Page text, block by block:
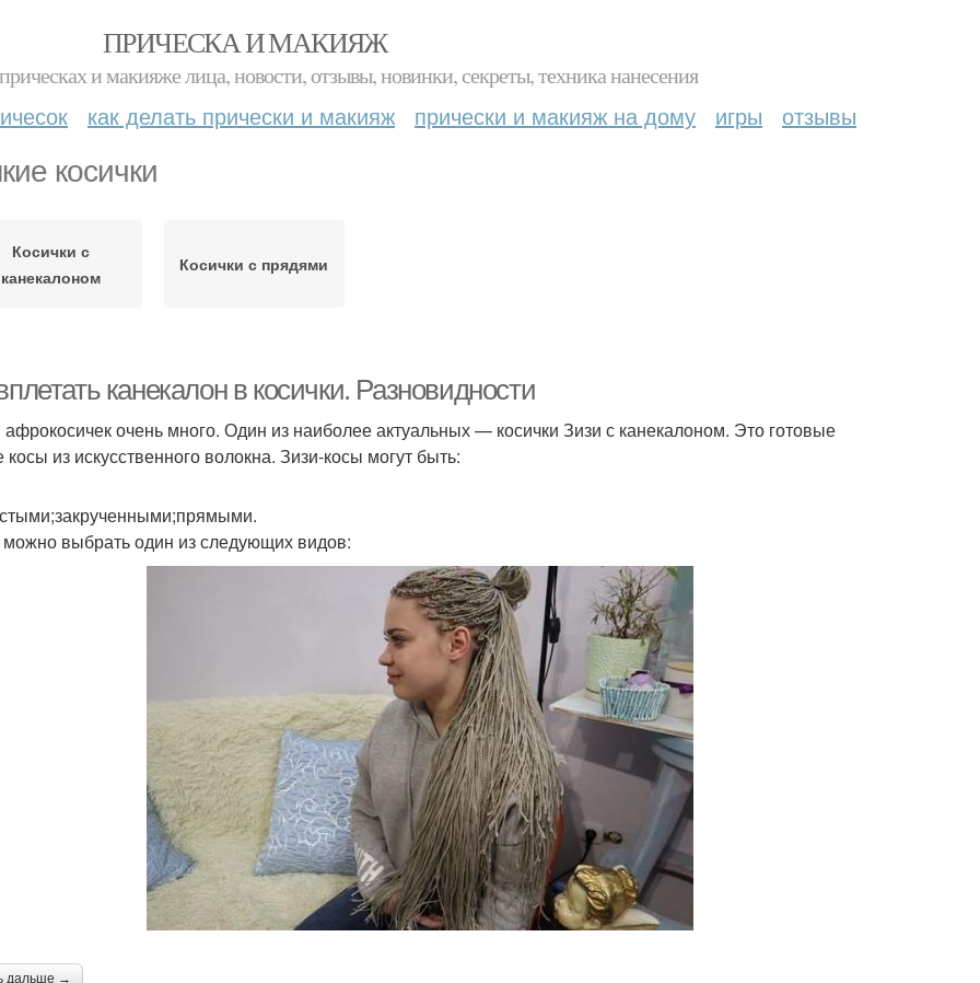
ПРИЧЕСКА И МАКИЯЖ
и макияже лица, новости, отзывы, новинки, секреты, техника нанесения
как делать прически и макияж прически и макияж на дому игры отзывы
косички
Косички с
канекалоном
Косички с прядями
канекалон в косички. Разновидности
очень много. Один из наиболее актуальных — косички Зизи с канекалоном. Это готовые
косы из искусственного волокна. Зизи-косы могут быть:
выбрать один из следующих видов:
дальше →